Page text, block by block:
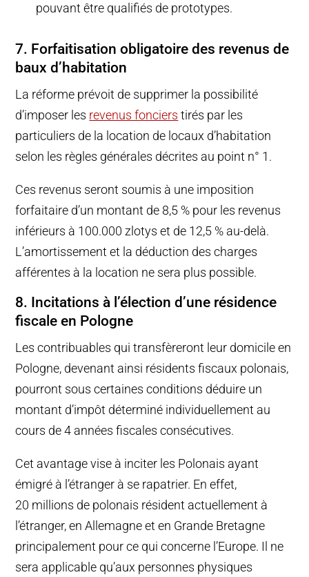
pouvant être qualifiés de prototypes.
7. Forfaitisation obligatoire des revenus de
baux d’habitation
La réforme prévoit de supprimer la possibilité
d’imposer les revenus fonciers tirés par les
particuliers de la location de locaux d’habitation
selon les règles générales décrites au point n° 1.
Ces revenus seront soumis à une imposition
forfaitaire d’un montant de 8,5 % pour les revenus
inférieurs à 100.000 zlotys et de 12,5 % au-delà.
L’amortissement et la déduction des charges
afférentes à la location ne sera plus possible.
8. Incitations à l’élection d’une résidence
fiscale en Pologne
Les contribuables qui transfèreront leur domicile en
Pologne, devenant ainsi résidents fiscaux polonais,
pourront sous certaines conditions déduire un
montant d’impôt déterminé individuellement au
cours de 4 années fiscales consécutives.
Cet avantage vise à inciter les Polonais ayant
émigré à l’étranger à se rapatrier. En effet,
20 millions de polonais résident actuellement à
l’étranger, en Allemagne et en Grande Bretagne
principalement pour ce qui concerne l’Europe. Il ne
sera applicable qu’aux personnes physiques